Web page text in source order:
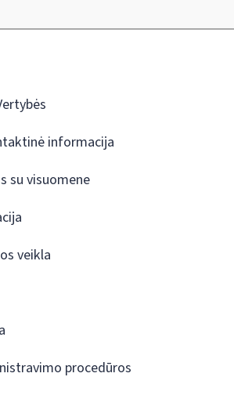
informacija
su visuomene
veikla
procedūros